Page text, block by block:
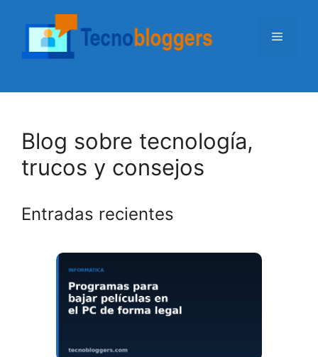
contenido
Menú
Blog sobre tecnología,
trucos y consejos
Entradas recientes